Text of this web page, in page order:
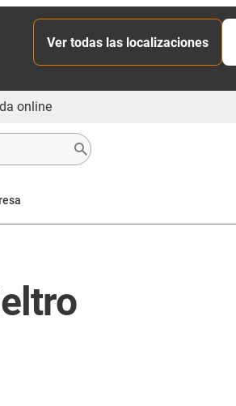
Ver todas las localizaciones
online